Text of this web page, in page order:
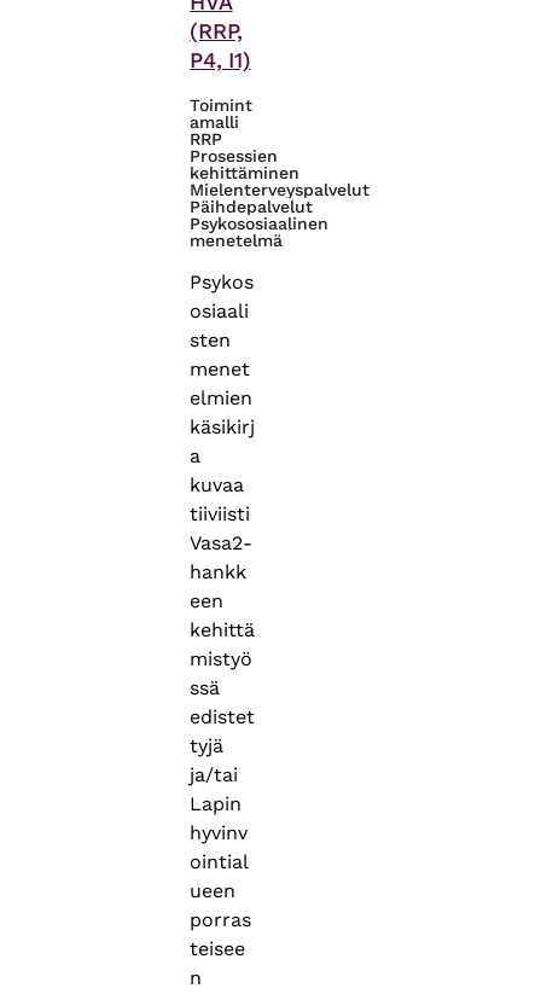
(RRP,
P4, I1)
Toimint
amalli
RRP
Prosessien
kehittäminen
Mielenterveyspalvelut
Päihdepalvelut
Psykososiaalinen
menetelmä
Psykos
osiaali
sten
menet
elmien
käsikirj
a
kuvaa
tiiviisti
Vasa2-
hankk
een
kehittä
mistyö
ssä
edistet
tyjä
ja/tai
Lapin
hyvinv
ointial
ueen
porras
teisee
n